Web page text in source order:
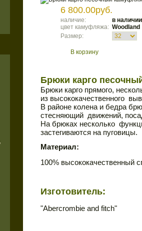
6 800.00руб.
наличие:
в наличии
цвет камуфляжа: Woodland
Размер:
В корзину
Брюки карго
Брюки карго прямого,
из высококачественного
В районе колена и бедра
стесняющий движений,
На брюках несколько
застегиваются на пуговицы.
Материал:
100% высококачественный
Изготовитель:
"Abercrombie and fitch"